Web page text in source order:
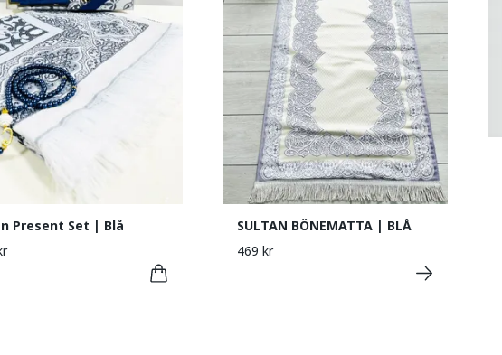
Present Set | Blå
SULTAN BÖNEMATTA | BLÅ
469 kr